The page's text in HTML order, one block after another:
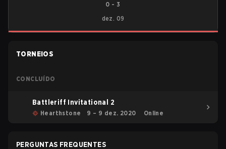
0 - 3
dez. 09
TORNEIOS
CONCLUÍDO
Battleriff Invitational 2
Hearthstone 9 – 9 dez. 2020 Online
PERGUNTAS FREQUENTES